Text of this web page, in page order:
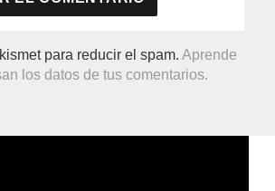
para reducir el spam.Aprende
los datos de tus comentarios.